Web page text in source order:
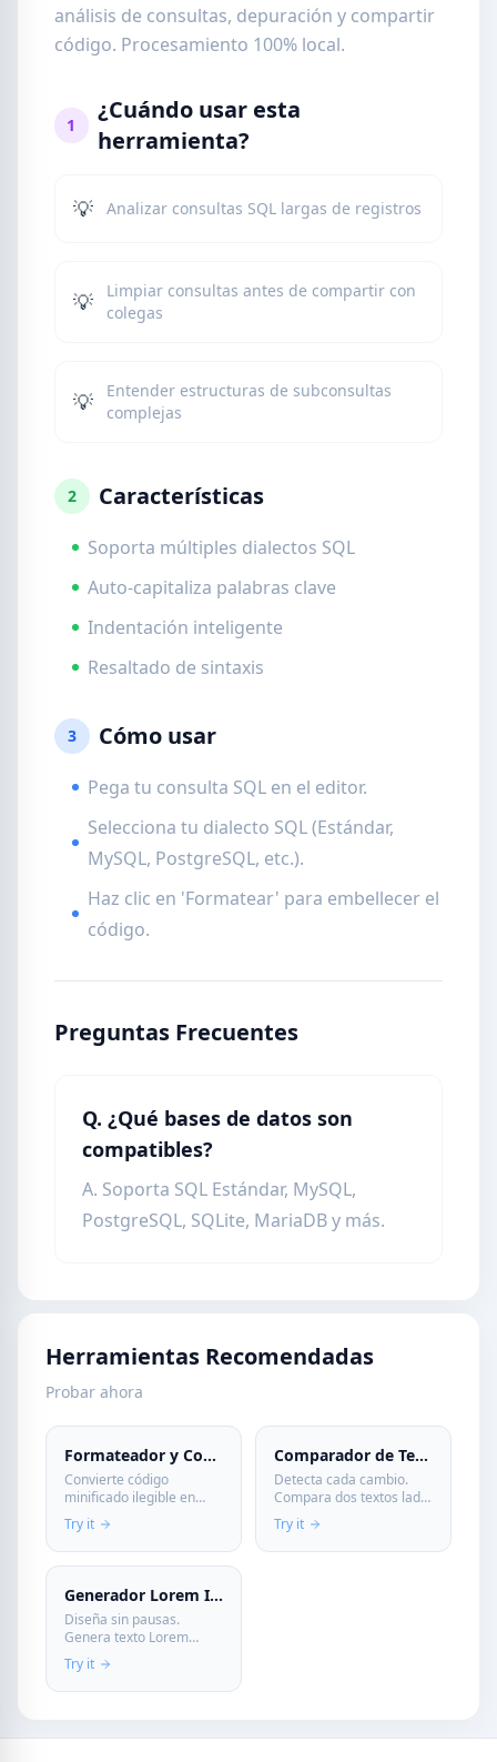
análisis de consultas, depuración y compartir
código. Procesamiento 100% local.
1
¿Cuándo usar esta
herramienta?
💡 Analizar consultas SQL largas de registros
💡
Limpiar consultas antes de compartir con
colegas
💡
Entender estructuras de subconsultas
complejas
2 Características
Soporta múltiples dialectos SQL
Auto-capitaliza palabras clave
Indentación inteligente
Resaltado de sintaxis
3 Cómo usar
Pega tu consulta SQL en el editor.
Selecciona tu dialecto SQL (Estándar,
MySQL, PostgreSQL, etc.).
Haz clic en 'Formatear' para embellecer el
código.
Preguntas Frecuentes
Q. ¿Qué bases de datos son
compatibles?
A. Soporta SQL Estándar, MySQL,
PostgreSQL, SQLite, MariaDB y más.
Herramientas Recomendadas
Probar ahora
Formateador y Compresor
Convierte código
minificado ilegible en
algo que puedas leer, o
comprime el tuyo antes
de subirlo. Funciona con
JS, CSS y HTML—todo en
tu navegador, sin subir
nada.
Try it
Comparador de Texto (Diff)
Detecta cada cambio.
Compara dos textos lado
a lado y visualiza las
diferencias al instante.
Esencial para código y
Try it
Generador Lorem Ipsum
Diseña sin pausas.
Genera texto Lorem
Ipsum de relleno al
instante para tus
maquetas y prototipos.
Try it